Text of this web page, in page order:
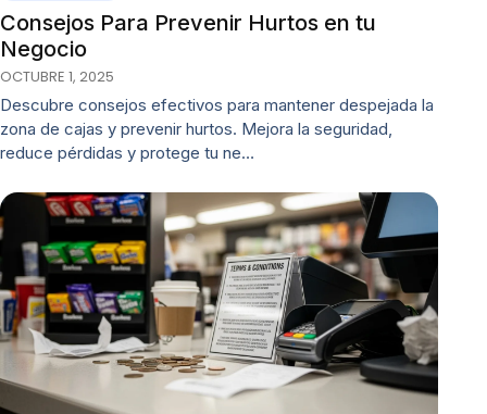
Consejos Para Prevenir Hurtos en tu
Negocio
OCTUBRE 1, 2025
Descubre consejos efectivos para mantener despejada la
zona de cajas y prevenir hurtos. Mejora la seguridad,
reduce pérdidas y protege tu ne…